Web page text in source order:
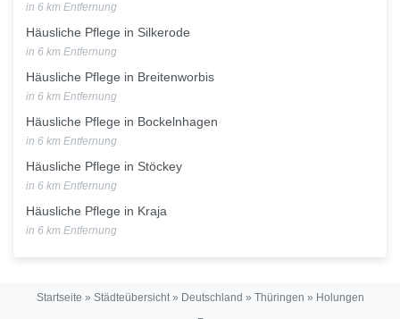
in 6 km Entfernung
Häusliche Pflege in Silkerode
in 6 km Entfernung
Häusliche Pflege in Breitenworbis
in 6 km Entfernung
Häusliche Pflege in Bockelnhagen
in 6 km Entfernung
Häusliche Pflege in Stöckey
in 6 km Entfernung
Häusliche Pflege in Kraja
in 6 km Entfernung
Startseite » Städteübersicht» Deutschland » Thüringen » Holungen